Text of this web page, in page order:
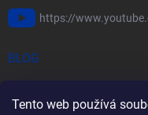
Tento web používá
https://
BLOG